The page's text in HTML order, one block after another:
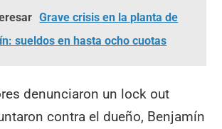
Grave crisis en la planta de
sueldos en hasta ocho cuotas
denunciaron un lock out
contra el dueño, Benjamín